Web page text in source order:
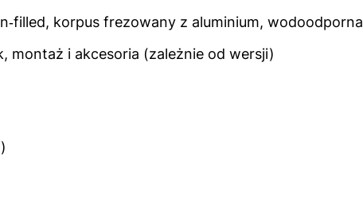
korpus frezowany z aluminium, wodoodporna
montaż i akcesoria (zależnie od wersji)